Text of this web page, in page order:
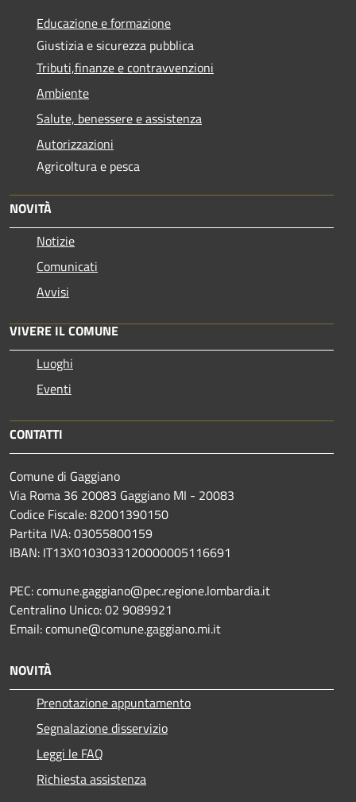
Educazione e formazione
Giustizia e sicurezza pubblica
Tributi,finanze e contravvenzioni
Ambiente
Salute, benessere e assistenza
Autorizzazioni
Agricoltura e pesca
NOVITÀ
Notizie
Comunicati
Avvisi
VIVERE IL COMUNE
Luoghi
Eventi
CONTATTI
Comune di Gaggiano
Via Roma 36 20083 Gaggiano MI - 20083
Codice Fiscale: 82001390150
Partita IVA: 03055800159
IBAN: IT13X0103033120000005116691
PEC: comune.gaggiano@pec.regione.lombardia.it
Centralino Unico: 02 9089921
Email: comune@comune.gaggiano.mi.it
NOVITÀ
Prenotazione appuntamento
Segnalazione disservizio
Leggi le FAQ
Richiesta assistenza